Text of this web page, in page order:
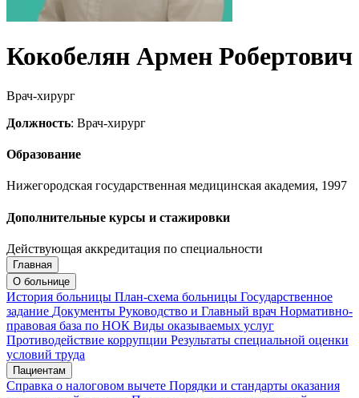
Кокобелян Армен Робертович
Врач-хирург
Должность: Врач-хирург
Образование
Нижегородская государственная медицинская академия, 1997
Дополнительные курсы и стажировки
Действующая аккредитация по специальности
Запись на приём
Подтвердить запись Отмена
Запись подтверждена
Мои записи
Главная
О больнице
История больницы План-схема больницы Государственное
задание Документы Руководство и Главный врач Нормативно-
правовая база по НОК Виды оказываемых услуг
Противодействие коррупции Результаты специальной оценки
условий труда
Пациентам
Справка о налоговом вычете Порядки и стандарты оказания